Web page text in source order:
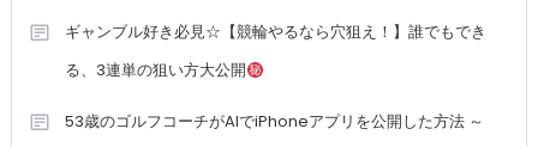
ギャンブル好き必見☆【競輪やるなら穴狙え！】誰でもでき
る、3連単の狙い方大公開
53歳のゴルフコーチがAIでiPhoneアプリを公開した方法 ～